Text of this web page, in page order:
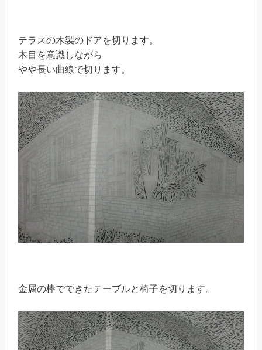
テラスの木製のドアを切ります。
木目を意識しながら
やや長い曲線で切ります。
金属の棒でできたテーブルと椅子を切ります。